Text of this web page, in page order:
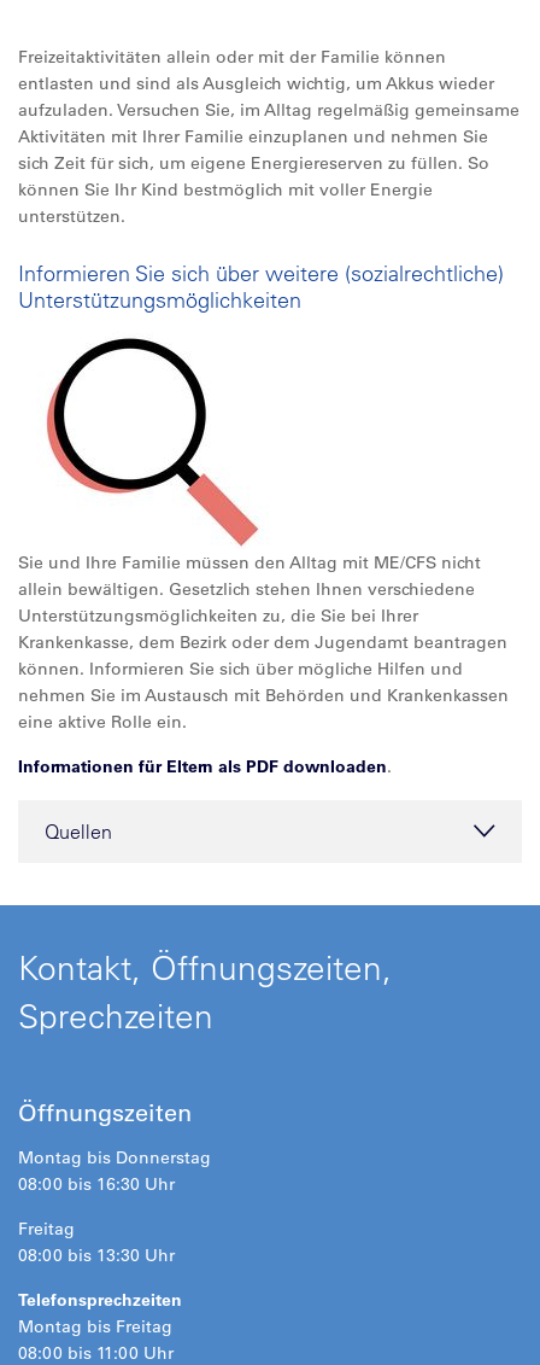
Freizeitaktivitäten allein oder mit der Familie können
entlasten und sind als Ausgleich wichtig, um Akkus wieder
aufzuladen. Versuchen Sie, im Alltag regelmäßig gemeinsame
Aktivitäten mit Ihrer Familie einzuplanen und nehmen Sie
sich Zeit für sich, um eigene Energiereserven zu füllen. So
können Sie Ihr Kind bestmöglich mit voller Energie
unterstützen.
Informieren Sie sich über weitere (sozialrechtliche)
Unterstützungsmöglichkeiten
Sie und Ihre Familie müssen den Alltag mit ME/CFS nicht
allein bewältigen. Gesetzlich stehen Ihnen verschiedene
Unterstützungsmöglichkeiten zu, die Sie bei Ihrer
Krankenkasse, dem Bezirk oder dem Jugendamt beantragen
können. Informieren Sie sich über mögliche Hilfen und
nehmen Sie im Austausch mit Behörden und Krankenkassen
eine aktive Rolle ein.
Informationen für Eltern als PDF downloaden.
Quellen
Kontakt, Öffnungszeiten,
Sprechzeiten
Öffnungszeiten
Montag bis Donnerstag
08:00 bis 16:30 Uhr
Freitag
08:00 bis 13:30 Uhr
Telefonsprechzeiten
Montag bis Freitag
08:00 bis 11:00 Uhr